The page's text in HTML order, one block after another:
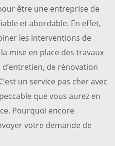
être une entreprise de
et abordable. En effet,
les interventions de
mise en place des travaux
de rénovation
un service pas cher avec
que vous aurez en
Pourquoi encore
votre demande de